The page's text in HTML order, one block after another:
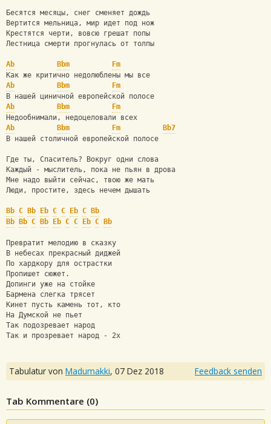
Бесятся месяцы, снег сменяет дождь
Вертится мельница, мир идет под нож
Крестятся черти, вовсю грешат попы
Лестница смерти прогнулась от толпы
Ab Bbm
Fm
Как же критично недолюблены мы все
Ab
Bbm
Fm
В нашей циничной европейской полосе
Ab
Bbm
Fm
Недообнимали, недоцеловали всех
Ab
Bbm Fm
Bb7
В нашей столичной европейской полосе
Где ты, Спаситель? Вокруг одни слова
Каждый - мыслитель, пока не пьян в дрова
Мне надо выйти сейчас, твою же мать
Люди, простите, здесь нечем дышать
Bb C Bb Eb C C Eb C
Bb
Bb
Bb C Bb Eb C C Eb C Bb
Превратит мелодию в сказку
В небесах прекрасный диджей
По хардкору для острастки
Пропишет сюжет.
Допинги уже на стойке
Бармена слегка трясет
Кинет пусть камень тот, кто
На Думской не пьет
Так подозревает народ
Так и прозревает народ - 2х
Tabulatur von Madumakki, 07 Dez 2018 Feedback senden
Tab Kommentare (0)